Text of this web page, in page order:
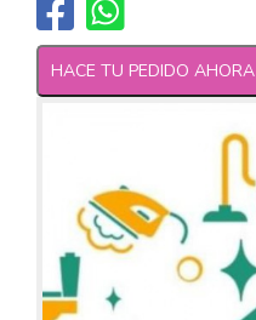
HACE TU PEDIDO AHORA